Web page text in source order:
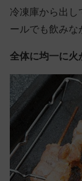
冷凍庫から出し
ールでも飲みな
全体に均一に火